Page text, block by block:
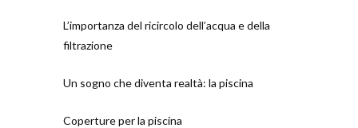
L’importanza del ricircolo dell’acqua e della
filtrazione
Un sogno che diventa realtà: la piscina
Coperture per la piscina